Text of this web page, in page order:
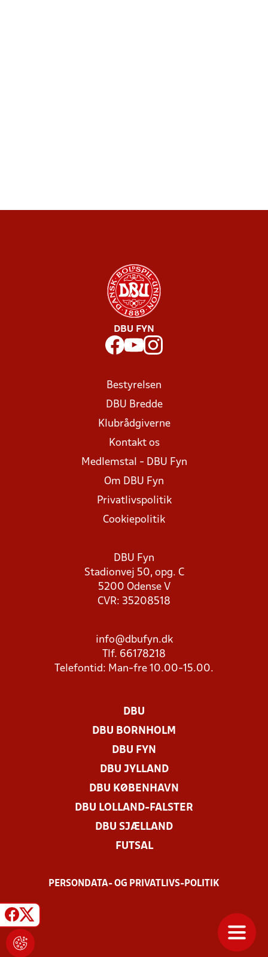
DBU FYN
Bestyrelsen
DBU Bredde
Klubrådgiverne
Kontakt os
Medlemstal - DBU Fyn
Om DBU Fyn
Privatlivspolitik
Cookiepolitik
DBU Fyn
Stadionvej 50, opg. C
5200 Odense V
CVR: 35208518
info@dbufyn.dk
Tlf. 66178218
Telefontid: Man-fre 10.00-15.00.
DBU
DBU BORNHOLM
DBU FYN
DBU JYLLAND
DBU KØBENHAVN
DBU LOLLAND-FALSTER
DBU SJÆLLAND
FUTSAL
PERSONDATA- OG PRIVATLIVS-POLITIK